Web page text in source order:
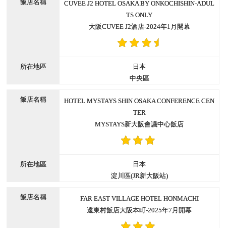
CUVEE J2 HOTEL OSAKA BY ONKOCHISHIN-ADUL
TS ONLY
大阪CUVEE J2酒店-2024年1月開幕
日本
中央區
HOTEL MYSTAYS SHIN OSAKA CONFERENCE CEN
TER
MYSTAYS新大阪會議中心飯店
日本
淀川區(JR新大阪站)
FAR EAST VILLAGE HOTEL HONMACHI
遠東村飯店大阪本町-2025年7月開幕